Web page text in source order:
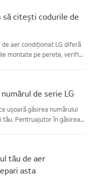
citești codurile de
aer condiționat LG diferă
montate pe perete, verifică
de serie LG
ușoară găsirea numărului
tău. Pentruajutor în găsirea
tău de aer
asta